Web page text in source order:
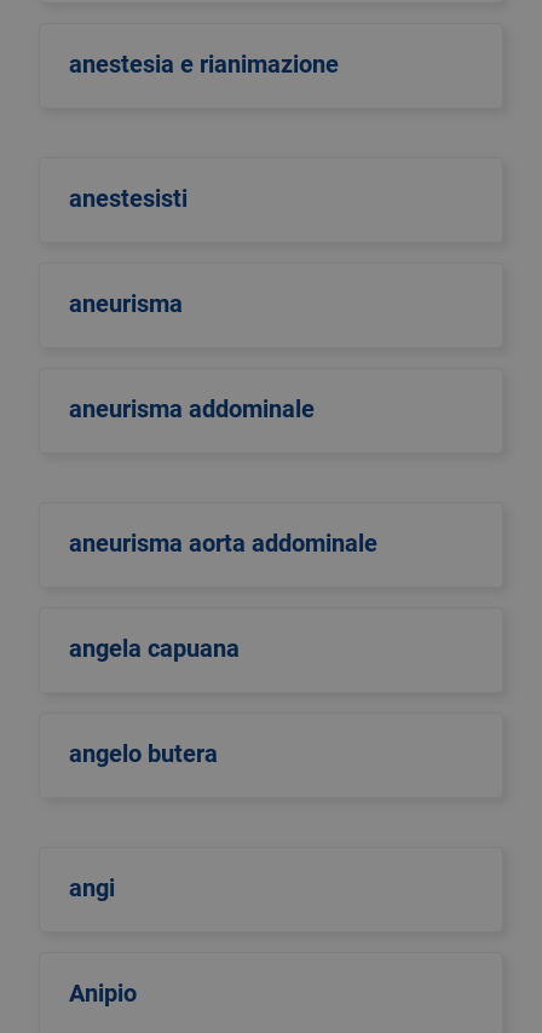
anestesia e rianimazione
anestesisti
aneurisma
aneurisma addominale
aneurisma aorta addominale
angela capuana
angelo butera
angi
Anipio